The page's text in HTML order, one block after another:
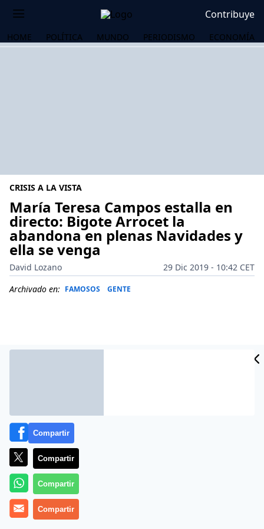
Contribuye
HOME POLÍTICA MUNDO PERIODISMO ECONOMÍA
CRISIS A LA VISTA
María Teresa Campos estalla en
directo: Bigote Arrocet la
abandona en plenas Navidades y
ella se venga
David Lozano
29 Dic 2019 - 10:42 CET
Archivado en: FAMOSOS GENTE
Más información
Compartir
Compartir
Compartir
Compartir